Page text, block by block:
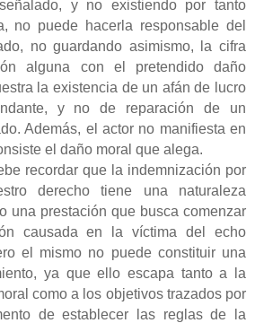
y no existiendo por tanto
no puede hacerla responsable del
no guardando asimismo, la cifra
alguna con el pretendido daño
la existencia de un afán de lucro
y no de reparación de un
Además, el actor no manifiesta en
el daño moral que alega.
recordar que la indemnización por
derecho tiene una naturaleza
una prestación que busca comenzar
causada en la víctima del echo
el mismo no puede constituir una
ya que ello escapa tanto a la
como a los objetivos trazados por
de establecer las reglas de la